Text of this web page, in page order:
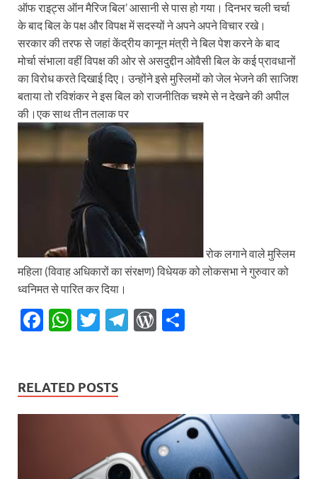
ऑफ राइट्स ऑन मैरिज बिल’ आसानी से पास हो गया। दिनभर चली चर्चा
के बाद बिल के पक्ष और विपक्ष में सदस्यों ने अपने अपने विचार रखे।
सरकार की तरफ से जहां केंद्रीय कानून मंत्री ने बिल पेश करने के बाद
मोर्चा संभाला वहीं विपक्ष की ओर से असदुद्दीन ओवैसी बिल के कई प्रावधानों
का विरोध करते दिखाई दिए। उन्होंने इसे मुस्लिमों को जेल भेजने की साजिश
बताया तो रविशंकर ने इस बिल को राजनीतिक चश्मे से न देखने की अपील
की।एक साथ तीन तलाक पर
रोक लगाने वाले मुस्लिम
महिला (विवाह अधिकारों का संरक्षण) विधेयक को लोकसभा ने गुरुवार को
ध्वनिमत से पारित कर दिया।
F
b
o
W
s
A
T
er
T
a
m
W
re
ss
RELATED POSTS